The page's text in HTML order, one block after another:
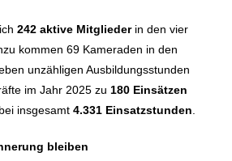
242 aktive Mitgliederin den vier
kommen 69 Kameraden in den
unzähligen Ausbildungsstunden
im Jahr 2025 zu 180 Einsätzen
insgesamt4.331 Einsatzstunden
bleiben